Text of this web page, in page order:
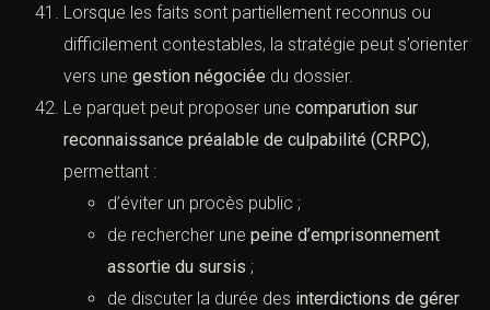
Lorsque les faits sont partiellement reconnus ou
difficilement contestables, la stratégie peut s’orienter
vers une gestion négociée du dossier.
Le parquet peut proposer une comparution sur
reconnaissance préalable de culpabilité (CRPC),
permettant :
d’éviter un procès public ;
de rechercher une peine d’emprisonnement
assortie du sursis ;
de discuter la durée des interdictions de gérer